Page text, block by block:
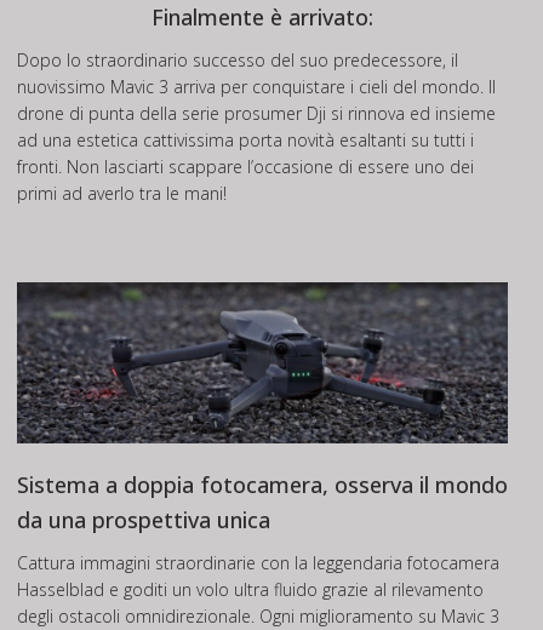
Finalmente è arrivato:
Dopo lo straordinario successo del suo predecessore, il
nuovissimo Mavic 3 arriva per conquistare i cieli del mondo. Il
drone di punta della serie prosumer Dji si rinnova ed insieme
ad una estetica cattivissima porta novità esaltanti su tutti i
fronti. Non lasciarti scappare l’occasione di essere uno dei
primi ad averlo tra le mani!
Sistema a doppia fotocamera, osserva il mondo
da una prospettiva unica
Cattura immagini straordinarie con la leggendaria fotocamera
Hasselblad e goditi un volo ultra fluido grazie al rilevamento
degli ostacoli omnidirezionale. Ogni miglioramento su Mavic 3